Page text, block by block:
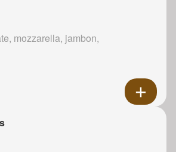
mozzarella, jambon,